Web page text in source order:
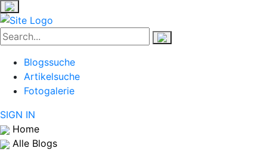
Blogssuche
Artikelsuche
Fotogalerie
SIGN IN
Home
Alle Blogs